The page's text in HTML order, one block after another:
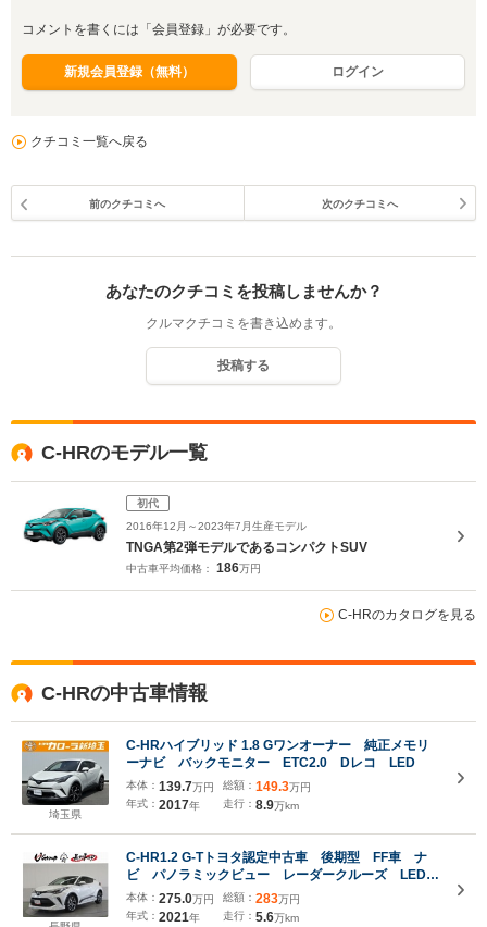
コメントを書くには「会員登録」が必要です。
新規会員登録（無料） ログイン
クチコミ一覧へ戻る
前のクチコミへ 次のクチコミへ
あなたのクチコミを投稿しませんか？
クルマクチコミを書き込めます。
投稿する
C-HRのモデル一覧
初代
2016年12月～2023年7月生産モデル
TNGA第2弾モデルであるコンパクトSUV
中古車平均価格： 186万円
C-HRのカタログを見る
C-HRの中古車情報
埼玉県
C-HRハイブリッド 1.8 Gワンオーナー 純正メモリ
ーナビ バックモニター ETC2.0 Dレコ LED
本体： 139.7万円
年式： 2017年
総額： 149.3万円
走行： 8.9万km
C-HR1.2 G-Tトヨタ認定中古車 後期型 FF車 ナ
ビ パノラミックビュー レーダークルーズ LEDヘ
ッドランプ フルエアロ
本体： 275.0万円
年式： 2021年
総額： 283万円
走行： 5.6万km